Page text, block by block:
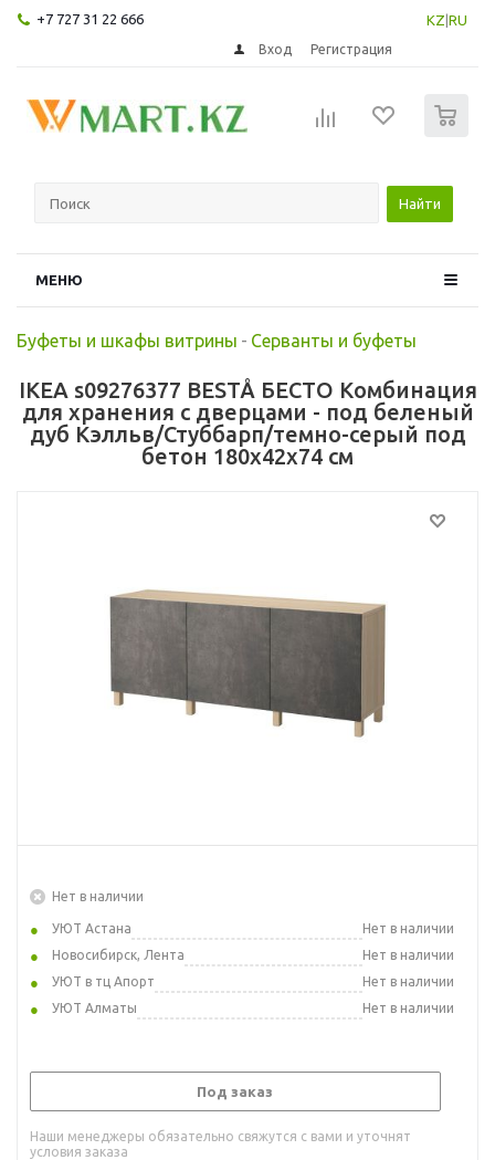
+7 727 31 22 666 KZ RU
Вход Регистрация
Найти
МЕНЮ
Буфеты и шкафы витрины - Серванты и буфеты
IKEA s09276377 BESTÅ БЕСТО Комбинация
для хранения с дверцами - под беленый
дуб Кэлльв/Стуббарп/темно-серый под
бетон 180x42x74 см
Нет в наличии
УЮТ Астана
Нет в наличии
Новосибирск, Лента
Нет в наличии
УЮТ в тц Апорт
Нет в наличии
УЮТ Алматы
Нет в наличии
Под заказ
Наши менеджеры обязательно свяжутся с вами и уточнят
условия заказа